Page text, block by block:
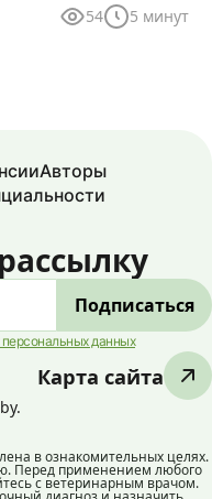
54 5 минут
Авторы
Карта сайта
данных
в ознакомительных целях.
Перед применением любого
с ветеринарным врачом.